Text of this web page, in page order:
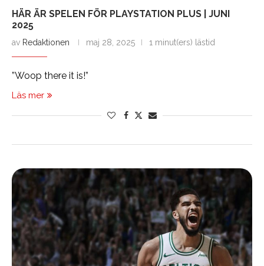
HÄR ÄR SPELEN FÖR PLAYSTATION PLUS | JUNI
2025
av Redaktionen maj 28, 2025 1 minut(ers) lästid
”Woop there it is!”
Läs mer